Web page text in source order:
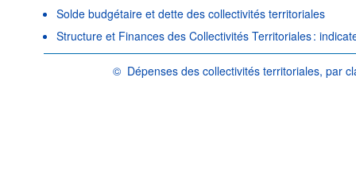
Solde budgétaire et dette des collectivités territoriales
Structure et Finances des Collectivités Territoriales :
© Dépenses des collectivités territoriales, par